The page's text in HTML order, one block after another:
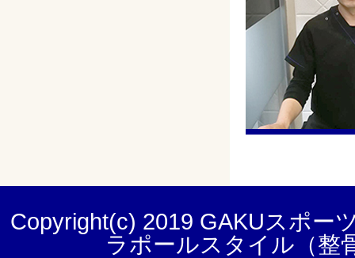
Copyright(c) 2019 GAKUスポー
ラポールスタイル（整